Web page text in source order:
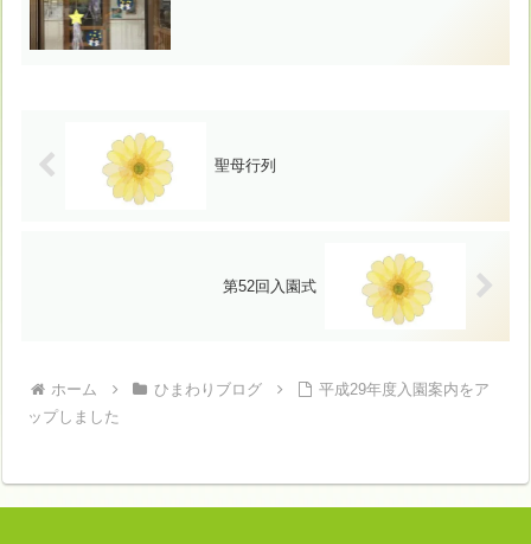
聖母行列
第52回入園式
ホーム ひまわりブログ
平成29年度入園案内をア
ップしました